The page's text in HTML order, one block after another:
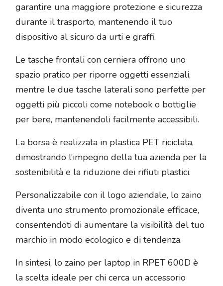
garantire una maggiore protezione e sicurezza
durante il trasporto, mantenendo il tuo
dispositivo al sicuro da urti e graffi.
Le tasche frontali con cerniera offrono uno
spazio pratico per riporre oggetti essenziali,
mentre le due tasche laterali sono perfette per
oggetti più piccoli come notebook o bottiglie
per bere, mantenendoli facilmente accessibili.
La borsa è realizzata in plastica PET riciclata,
dimostrando l’impegno della tua azienda per la
sostenibilità e la riduzione dei rifiuti plastici.
Personalizzabile con il logo aziendale, lo zaino
diventa uno strumento promozionale efficace,
consentendoti di aumentare la visibilità del tuo
marchio in modo ecologico e di tendenza.
In sintesi, lo zaino per laptop in RPET 600D è
la scelta ideale per chi cerca un accessorio